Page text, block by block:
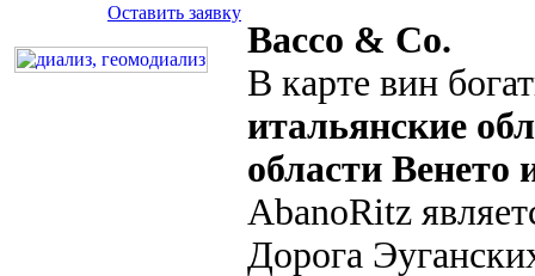
Оставить заявку
Bacco & Co.
В карте вин
итальянские
области Венето
AbanoRitz
Дорога